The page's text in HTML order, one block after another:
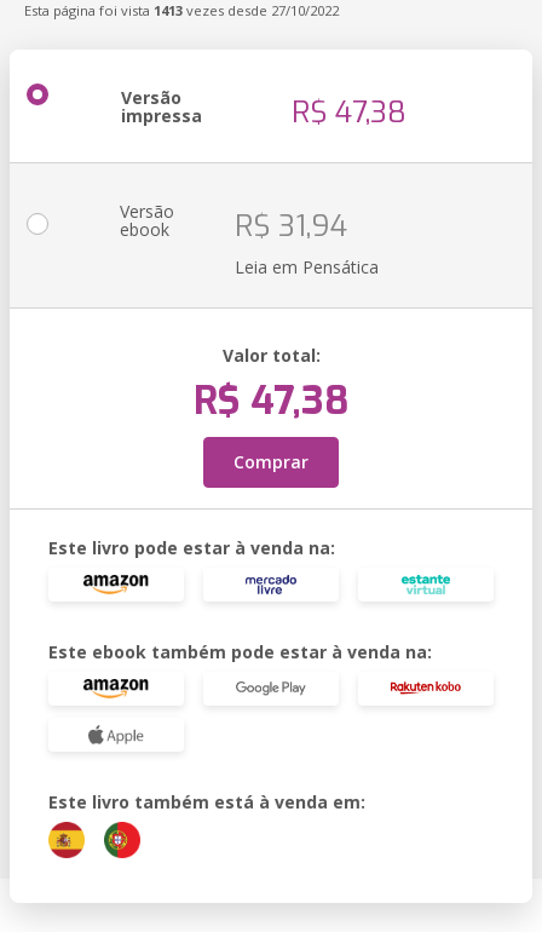
Esta página foi vista 1413 vezes desde 27/10/2022
Versão
impressa R$ 47,38
Versão
ebook R$ 31,94
Leia em Pensática
Valor total:
R$ 47,38
Comprar
Este livro pode estar à venda na:
Este ebook também pode estar à venda na:
Este livro também está à venda em: